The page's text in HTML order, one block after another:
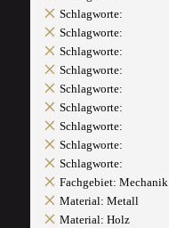
Schlagworte:
Schlagworte:
Schlagworte:
Schlagworte:
Schlagworte:
Schlagworte:
Schlagworte:
Schlagworte:
Schlagworte:
Fachgebiet: Mechanik
Material: Metall
Material: Holz